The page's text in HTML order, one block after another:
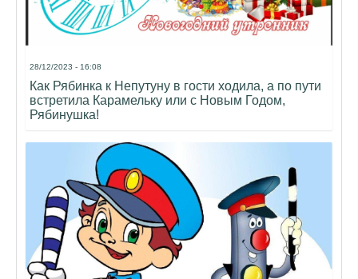
28/12/2023 - 16:08
Как Рябинка к Непутуну в гости ходила, а по пути
встретила Карамельку или с Новым Годом,
Рябинушка!